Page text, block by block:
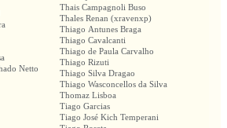
Netto
Thais Campagnoli Buso
Thales Renan (xravenxp)
Thiago Antunes Braga
Thiago Cavalcanti
Thiago de Paula Carvalho
Thiago Rizuti
Thiago Silva Dragao
Thiago Wasconcellos da Silva
Thomaz Lisboa
Tiago Garcias
Tiago José Kich Temperani